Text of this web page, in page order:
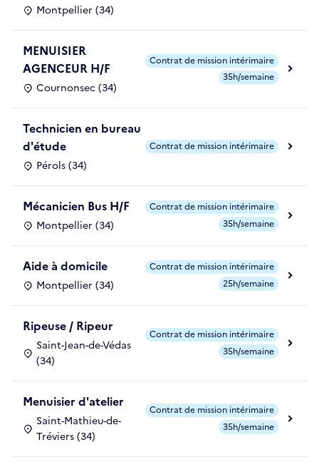
Montpellier (34)
MENUISIER
AGENCEUR H/F
Cournonsec (34)
Contrat de mission intérimaire
35h/semaine
Technicien en bureau
d'étude
Pérols (34)
Contrat de mission intérimaire
Mécanicien Bus H/F
Montpellier (34)
Contrat de mission intérimaire
35h/semaine
Aide à domicile
Montpellier (34)
Contrat de mission intérimaire
25h/semaine
Ripeuse / Ripeur
Saint-Jean-de-Védas
(34)
Contrat de mission intérimaire
35h/semaine
Menuisier d'atelier
Saint-Mathieu-de-
Tréviers (34)
Contrat de mission intérimaire
35h/semaine